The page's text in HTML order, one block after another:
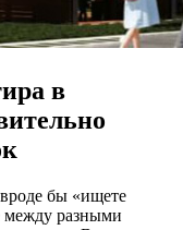
в
бы «ищете
между разными